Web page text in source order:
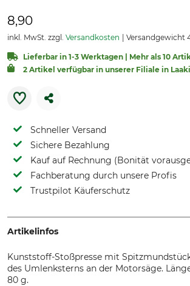
8,90
inkl. MwSt. zzgl. Versandkosten Versandgewicht
Lieferbar in 1-3 Werktagen | Mehr als 10
2 Artikel verfügbar in unserer Filiale in
Schneller Versand
Sichere Bezahlung
Kauf auf Rechnung (Bonität
Fachberatung durch unsere Profis
Trustpilot Käuferschutz
Artikelinfos
Kunststoff-Stoßpresse mit
des Umlenksterns an der Motorsäge.
80 g.